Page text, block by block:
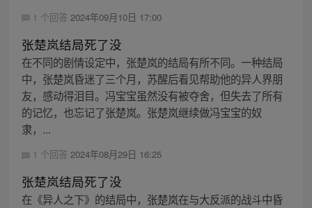
1 个回答 2024年09月10日 17:00
张楚岚结局死了没
在不同的剧情设定中，张楚岚的结局有所不同。一种结局
中，张楚岚昏迷了三个月，苏醒后看见帮助他的异人界朋
友，感动得泪目。冯宝宝虽然没有被夺舍，但失去了所有
的记忆，也忘记了张楚岚。张楚岚继续做冯宝宝的奴
隶，...
1 个回答 2024年08月29日 16:25
张楚岚结局死了没
在《异人之下》的结局中，张楚岚在与大反派的战斗中昏